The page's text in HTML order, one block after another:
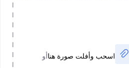
اسحب وأفلت صورة هناأو